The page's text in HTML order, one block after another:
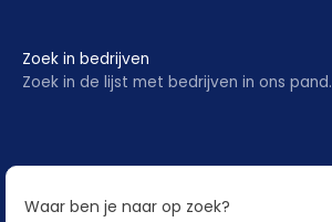
Zoek in bedrijven
Zoek in de lijst met bedrijven in ons pand.
Waar ben je naar op zoek?